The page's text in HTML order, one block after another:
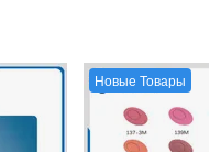
Новые Товары